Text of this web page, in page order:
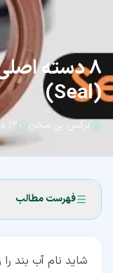
8 دسته
(Seal)
نرگس بی سخن ۱۲ دی ۱۴۰۱
فهرست مطالب
شاید نام آب بند